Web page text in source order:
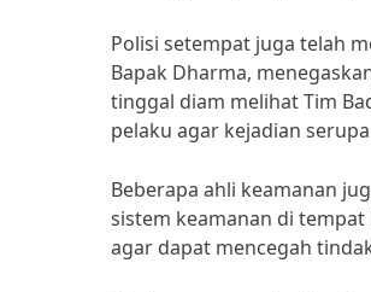
Polisi setempat juga telah
Bapak Dharma,
tinggal diam melihat Tim
pelaku agar kejadian
Beberapa ahli keamanan
sistem keamanan di tempat
agar dapat mencegah